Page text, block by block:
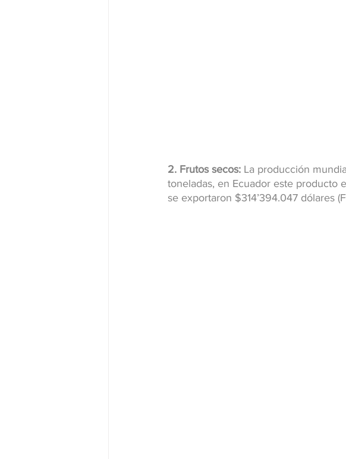
2. Frutos secos: La producción
toneladas, en Ecuador este producto
se exportaron $314’394.047 dólares